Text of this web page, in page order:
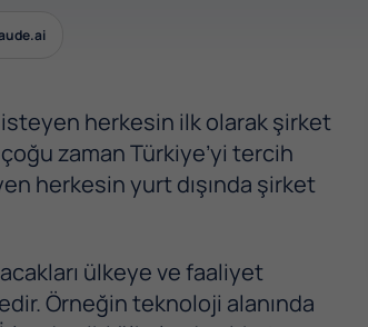
herkesin ilk olarak şirket
zaman Türkiye’yi tercih
herkesin yurt dışında şirket
ülkeye ve faaliyet
Örneğin teknoloji alanında